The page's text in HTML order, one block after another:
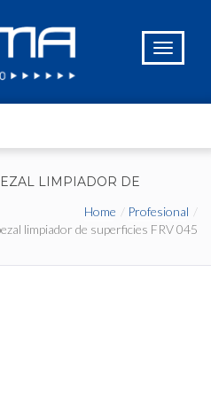
LIMPIADOR DE
Home
Profesional
limpiador de superficies FRV 045